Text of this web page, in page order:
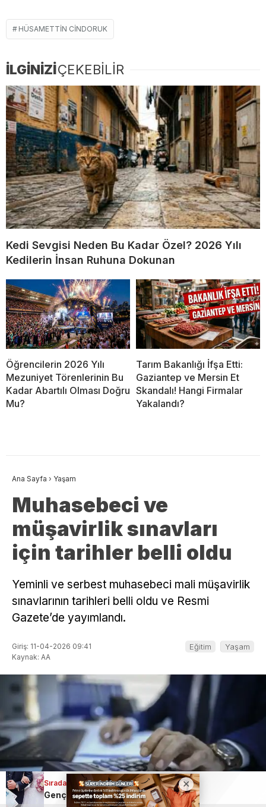
Sıradaki Haber
En sinirli ülkeler belli oldu: Türkiye zirveye oynuyor!
HÜSAMETTIN CINDORUK
İLGİNİZİÇEKEBİLİR
Kedi Sevgisi Neden Bu Kadar Özel? 2026 Yılı
Kedilerin İnsan Ruhuna Dokunan
Öğrencilerin 2026 Yılı
Mezuniyet Törenlerinin Bu
Kadar Abartılı Olması Doğru
Mu?
Tarım Bakanlığı İfşa Etti:
Gaziantep ve Mersin Et
Skandalı! Hangi Firmalar
Yakalandı?
Ana Sayfa › Yaşam
Muhasebeci ve
müşavirlik sınavları
için tarihler belli oldu
Yeminli ve serbest muhasebeci mali müşavirlik
sınavlarının tarihleri belli oldu ve Resmi
Gazete’de yayımlandı.
Giriş: 11-04-2026 09:41
Kaynak: AA
Eğitim Yaşam
Sıradaki Haber
Genç çiftlere 250 bin TL faizsiz destek